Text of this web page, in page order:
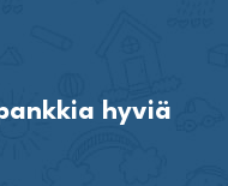
hyviä